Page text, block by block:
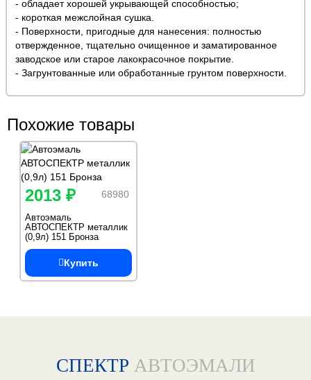
- обладает хорошей укрывающей способностью;
- короткая межслойная сушка.
- Поверхности, пригодные для нанесения: полностью
отвержденное, тщательно очищенное и заматированное
заводское или старое лакокрасочное покрытие.
- Загрунтованные или обработанные грунтом поверхности.
Похожие товары
68980
2013 ₽
Автоэмаль
АВТОСПЕКТР металлик
(0,9л) 151 Бронза
Купить
СПЕКТР АВТОЭМАЛИ